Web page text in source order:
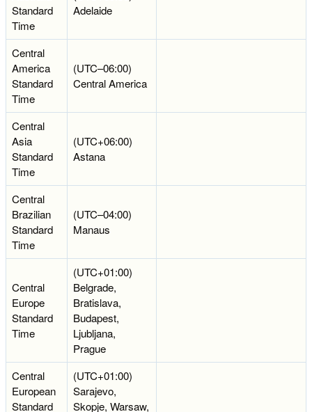
Standard
Time
Adelaide
Central
America
Standard
Time
(UTC–06:00)
Central America
Central
Asia
Standard
Time
(UTC+06:00)
Astana
Central
Brazilian
Standard
Time
(UTC–04:00)
Manaus
Central
Europe
Standard
Time
(UTC+01:00)
Belgrade,
Bratislava,
Budapest,
Ljubljana,
Prague
Central
European
Standard
(UTC+01:00)
Sarajevo,
Skopje, Warsaw,